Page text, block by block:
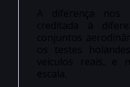
A diferença nos
creditada à
conjuntos
os testes
veículos reais, e
escala.